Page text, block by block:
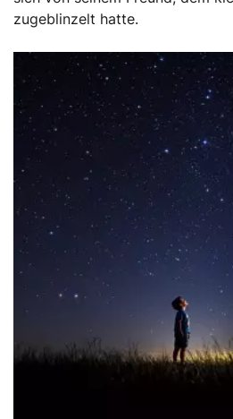
zugeblinzelt hatte.